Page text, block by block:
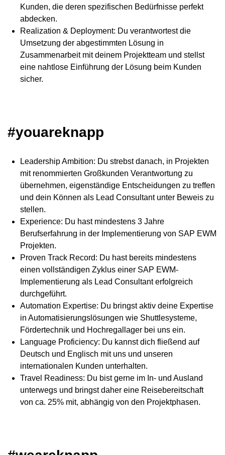
Kunden, die deren spezifischen Bedürfnisse perfekt
abdecken.
Realization & Deployment: Du verantwortest die
Umsetzung der abgestimmten Lösung in
Zusammenarbeit mit deinem Projektteam und stellst
eine nahtlose Einführung der Lösung beim Kunden
sicher.
#youareknapp
Leadership Ambition: Du strebst danach, in Projekten
mit renommierten Großkunden Verantwortung zu
übernehmen, eigenständige Entscheidungen zu treffen
und dein Können als Lead Consultant unter Beweis zu
stellen.
Experience: Du hast mindestens 3 Jahre
Berufserfahrung in der Implementierung von SAP EWM
Projekten.
Proven Track Record: Du hast bereits mindestens
einen vollständigen Zyklus einer SAP EWM-
Implementierung als Lead Consultant erfolgreich
durchgeführt.
Automation Expertise: Du bringst aktiv deine Expertise
in Automatisierungslösungen wie Shuttlesysteme,
Fördertechnik und Hochregallager bei uns ein.
Language Proficiency: Du kannst dich fließend auf
Deutsch und Englisch mit uns und unseren
internationalen Kunden unterhalten.
Travel Readiness: Du bist gerne im In- und Ausland
unterwegs und bringst daher eine Reisebereitschaft
von ca. 25% mit, abhängig von den Projektphasen.